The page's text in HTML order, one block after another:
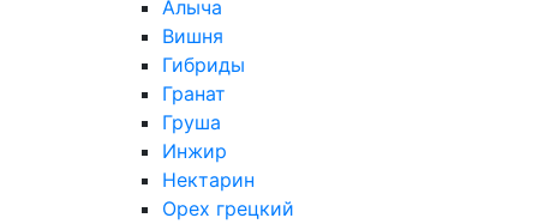
Алыча
Вишня
Гибриды
Гранат
Груша
Инжир
Нектарин
Орех грецкий